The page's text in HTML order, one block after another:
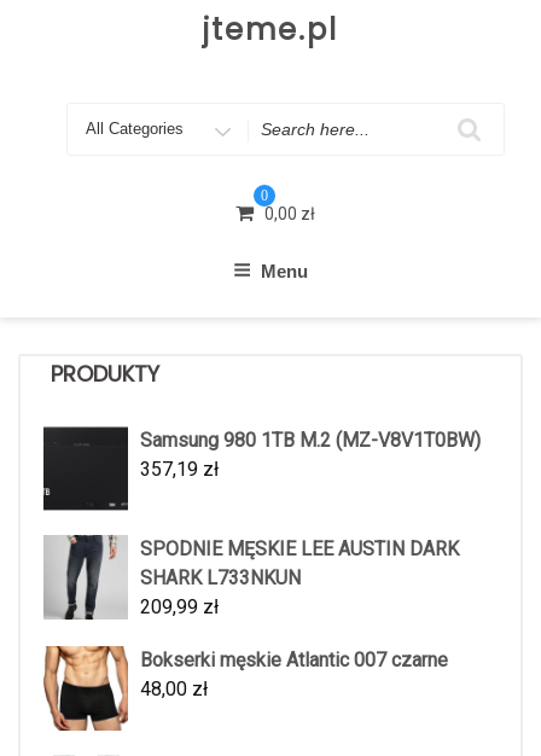
jteme.pl
Search
0
0,00 zł
Menu
PRODUKTY
Samsung 980 1TB M.2 (MZ-V8V1T0BW)
357,19 zł
SPODNIE MĘSKIE LEE AUSTIN DARK
SHARK L733NKUN
209,99 zł
Bokserki męskie Atlantic 007 czarne
48,00 zł